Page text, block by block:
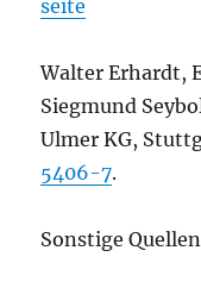
seite
Walter Erhardt,
Siegmund
Ulmer KG,
5406-7.
Sonstige